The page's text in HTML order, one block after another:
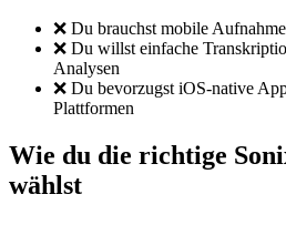
❌ Du brauchst mobile
❌ Du willst einfache
Analysen
❌ Du bevorzugst iOS-native
Plattformen
Wie du die richtige
wählst